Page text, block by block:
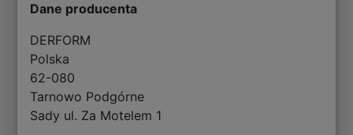
Dane producenta
DERFORM
Polska
62-080
Tarnowo Podgórne
Sady ul. Za Motelem 1